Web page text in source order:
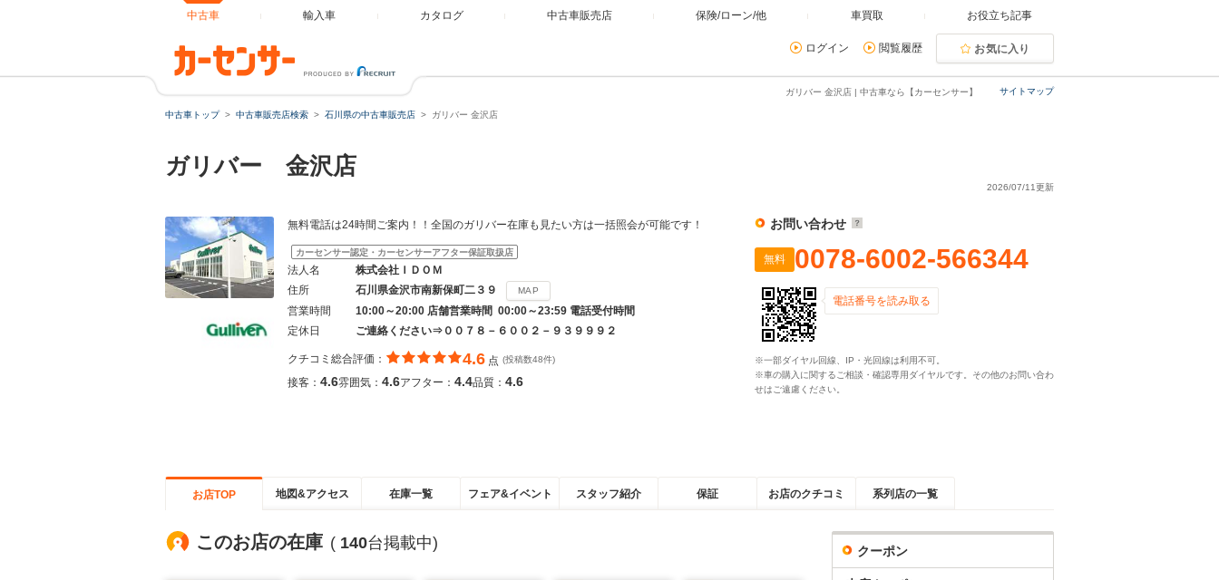
中古車 輸入車 カタログ 中古車販売店 保険/ローン/他 車買取 お役立ち記事
ログイン 閲覧履歴 お気に入り
サイトマップ
ガリバー 金沢店 | 中古車なら【カーセンサー】
中古車トップ 中古車販売店検索 石川県の中古車販売店 ガリバー 金沢店
ガリバー 金沢店
2026/07/11更新
無料電話は24時間ご案内！！全国のガリバー在庫も見たい方は一括照会が可能です！
カーセンサー認定・カーセンサーアフター保証取扱店
法人名
株式会社ＩＤＯＭ
住所
石川県金沢市南新保町二３９ MAP
営業時間
10:00～20:00 店舗営業時間 00:00～23:59 電話受付時間
定休日
ご連絡ください⇒００７８－６００２－９３９９９２
クチコミ総合評価： 4.6 点 (投稿数48件)
接客： 4.6雰囲気： 4.6アフター： 4.4品質： 4.6
お問い合わせ
無料 0078-6002-566344
電話番号を読み取る
※一部ダイヤル回線、IP・光回線は利用不可。
※車の購入に関するご相談・確認専用ダイヤルです。その他のお問い合わ
せはご遠慮ください。
お店TOP 地図&アクセス 在庫一覧 フェア&イベント スタッフ紹介 保証 お店のクチコミ 系列店の一覧
このお店の在庫 ( 140台掲載中) クーポン